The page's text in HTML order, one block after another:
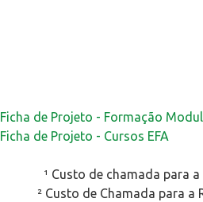
Ficha de Projeto - Formação
Ficha de Projeto - Cursos EFA
¹ Custo de chamada para
² Custo de Chamada para a